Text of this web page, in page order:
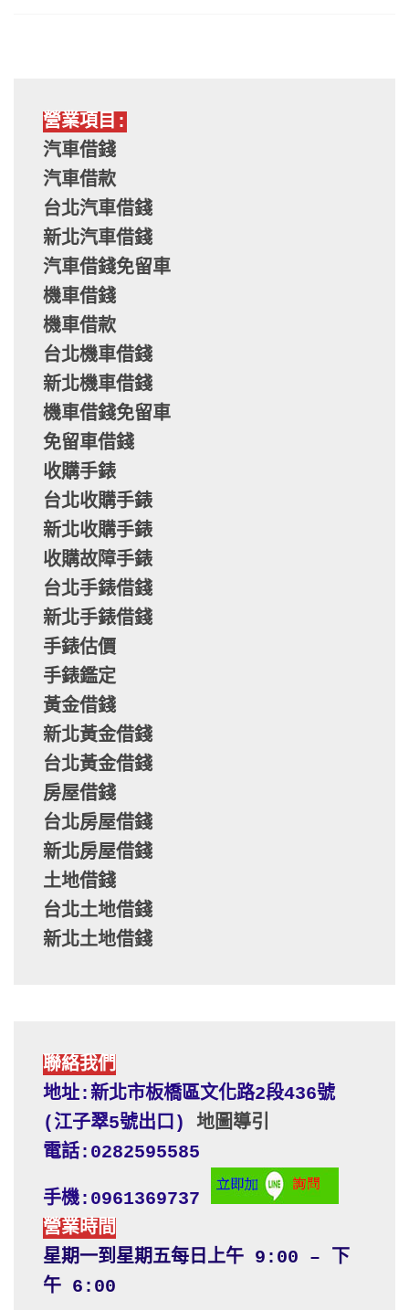
營業項目:
汽車借錢
汽車借款
台北汽車借錢
新北汽車借錢
汽車借錢免留車
機車借錢
機車借款
台北機車借錢
新北機車借錢
機車借錢免留車
免留車借錢
收購手錶
台北收購手錶
新北收購手錶
收購故障手錶
台北手錶借錢
新北手錶借錢
手錶估價
手錶鑑定
黃金借錢
新北黃金借錢
台北黃金借錢
房屋借錢
台北房屋借錢
新北房屋借錢
土地借錢
台北土地借錢
新北土地借錢
聯絡我們
地址:新北市板橋區文化路2段436號
(江子翠5號出口) 地圖導引
電話:0282595585
手機:0961369737
營業時間
星期一到星期五每日上午 9:00 – 下
午 6:00